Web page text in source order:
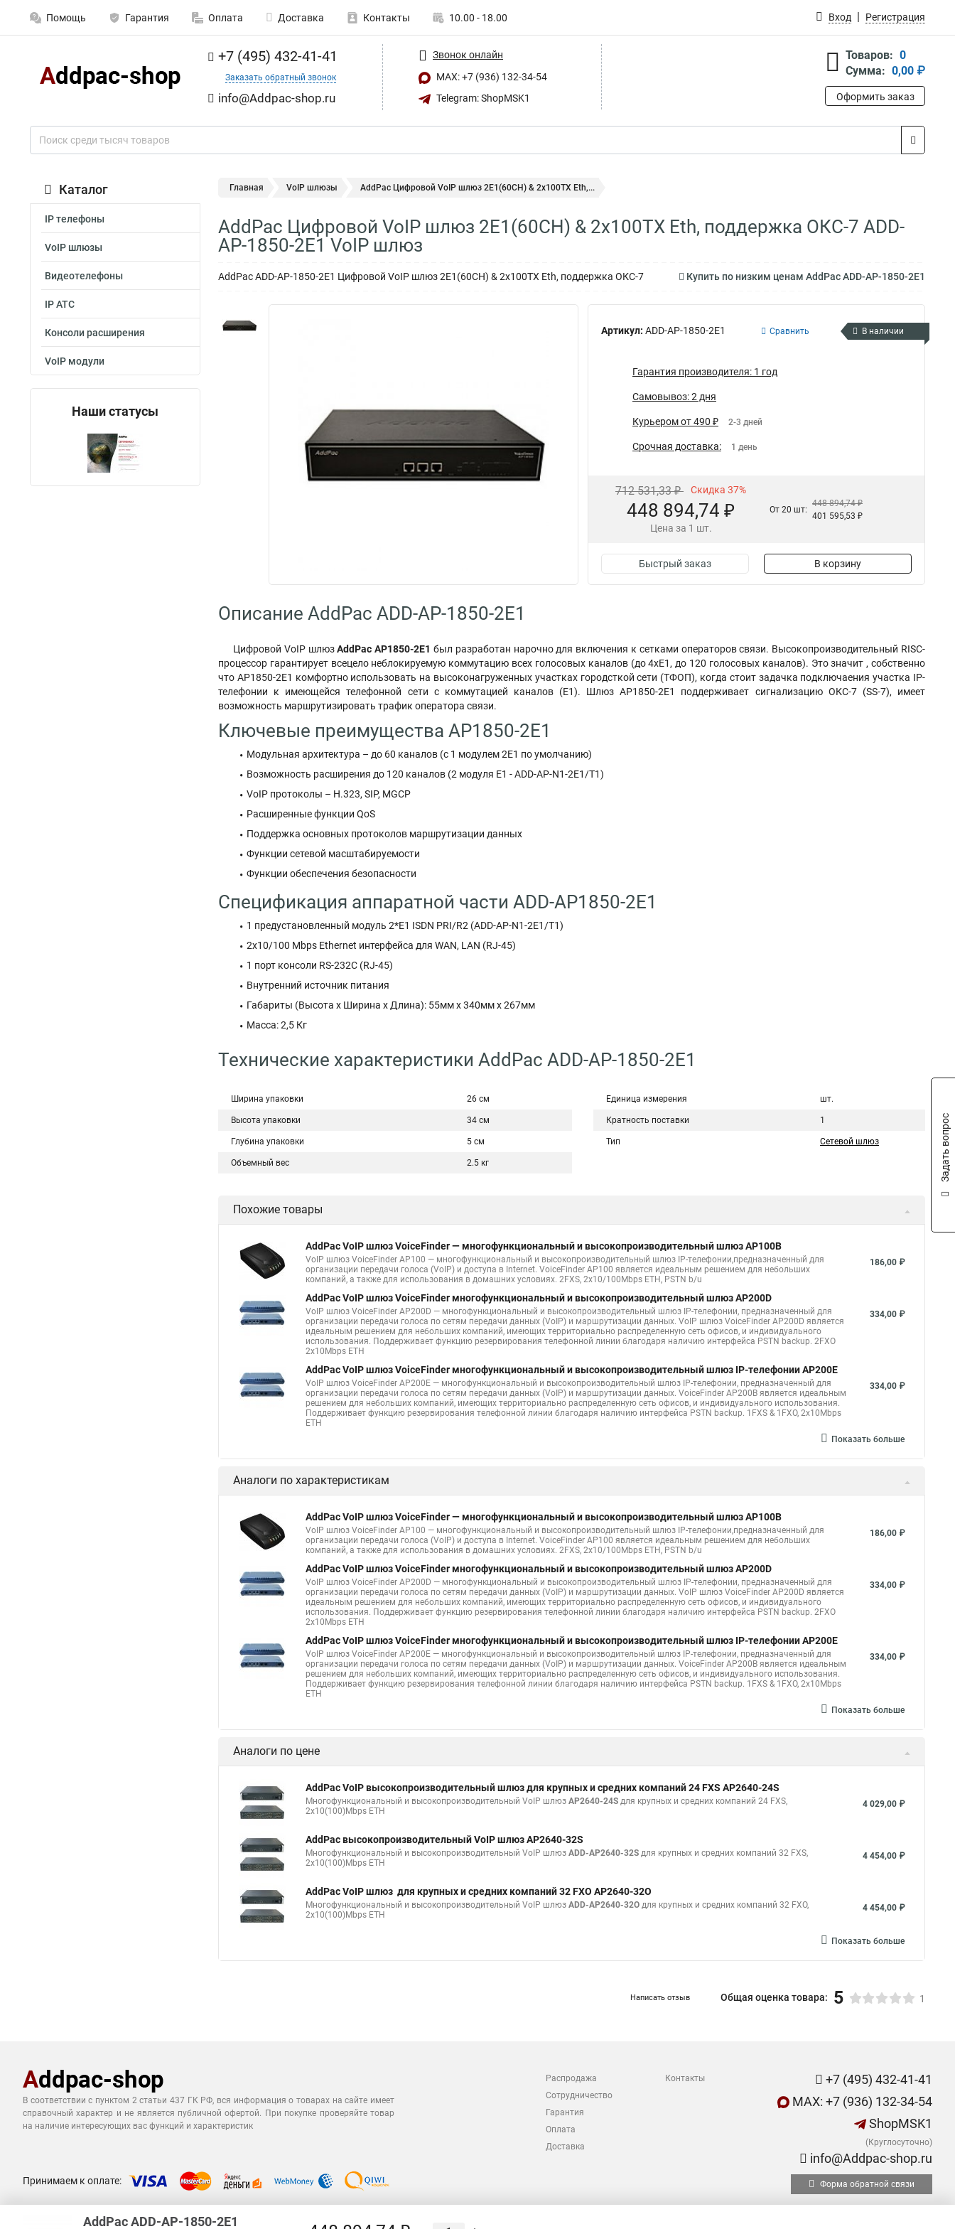
Помощь Гарантия Оплата Доставка Контакты 10.00 - 18.00 Вход Регистрация
+7 (495) 432-41-41
Заказать обратный звонок
info@Addpaс-shop.ru
Звонок онлайн
MAX: +7 (936) 132-34-54
Telegram: ShopMSK1
Товаров: 0
Сумма: 0,00 ₽
Оформить заказ
Каталог
IP телефоны
VoIP шлюзы
Видеотелефоны
IP АТС
Консоли расширения
VoIP модули
Наши статусы
Главная VoIP шлюзы AddPac Цифровой VoIP шлюз 2E1(60CH) & 2x100TX Eth,...
AddPac Цифровой VoIP шлюз 2E1(60CH) & 2x100TX Eth, поддержка ОКС-7 ADD-
AP-1850-2E1 VoIP шлюз
AddPac ADD-AP-1850-2E1 Цифровой VoIP шлюз 2E1(60CH) & 2x100TX Eth, поддержка ОКС-7 Купить по низким ценам AddPac ADD-AP-1850-2E1
Артикул: ADD-AP-1850-2E1 Сравнить В наличии
Гарантия производителя: 1 год
Самовывоз: 2 дня
Курьером от 490 ₽ 2-3 дней
Срочная доставка: 1 день
712 531,33 ₽ Скидка 37%
448 894,74 ₽
Цена за 1 шт.
От 20 шт:
448 894,74 ₽
401 595,53 ₽
Быстрый заказ В корзину
Описание AddPac ADD-AP-1850-2E1
Цифровой VoIP шлюзAddPac AP1850-2E1был разработан нарочно для включения к сетками операторов связи. Высокопроизводительный RISC-
процессор гарантирует всецело неблокируемую коммутацию всех голосовых каналов (до 4хЕ1, до 120 голосовых каналов). Это значит , собственно
что AP1850-2E1 комфортно использовать на высоконагруженных участках городсткой сети (ТФОП), когда стоит задачка подключаения участка IP-
телефонии к имеющейся телефонной сети с коммутацией каналов (Е1). Шлюз AP1850-2E1 поддерживает сигнализацию ОКС-7 (SS-7), имеет
возможность маршрутизировать трафик оператора связи.
Ключевые преимущества AP1850-2E1
Модульная архитектура – до 60 каналов (с 1 модулем 2E1 по умолчанию)
Возможность расширения до 120 каналов (2 модуля E1 - ADD-AP-N1-2E1/T1)
VoIP протоколы – H.323, SIP, MGCP
Расширенные функции QoS
Поддержка основных протоколов маршрутизации данных
Функции сетевой масштабируемости
Функции обеспечения безопасности
Спецификация аппаратной части ADD-AP1850-2E1
1 предустановленный модуль 2*E1 ISDN PRI/R2 (ADD-AP-N1-2E1/T1)
2x10/100 Mbps Ethernet интерфейса для WAN, LAN (RJ-45)
1 порт консоли RS-232C (RJ-45)
Внутренний источник питания
Габариты (Высота х Ширина х Длина): 55мм х 340мм х 267мм
Масса: 2,5 Кг
Технические характеристики AddPac ADD-AP-1850-2E1
Ширина упаковки 26 см
Высота упаковки 34 см
Глубина упаковки 5 см
Объемный вес 2.5 кг
Единица измерения шт.
Кратность поставки 1
Тип Сетевой шлюз
Похожие товары
AddPac VoIP шлюз VoiceFinder — многофункциональный и высокопроизводительный шлюз AP100B
VoIP шлюз VoiceFinder AP100 — многофункциональный и высокопроизводительный шлюз IP-телефонии,предназначенный для
организации передачи голоса (VoIP) и доступа в Internet. VoiceFinder AP100 является идеальным решением для небольших
компаний, а также для использования в домашних условиях. 2FXS, 2x10/100Mbps ETH, PSTN b/u
186,00 ₽
AddPac VoIP шлюз VoiceFinder многофункциональный и высокопроизводительный шлюз AP200D
VoIP шлюз VoiceFinder AP200D — многофункциональный и высокопроизводительный шлюз IP-телефонии, предназначенный для
организации передачи голоса по сетям передачи данных (VoIP) и маршрутизации данных. VoIP шлюз VoiceFinder AP200D является
идеальным решением для небольших компаний, имеющих территориально распределенную сеть офисов, и индивидуального
использования. Поддерживает функцию резервирования телефонной линии благодаря наличию интерфейса PSTN backup. 2FXO
2x10Mbps ETH
334,00 ₽
AddPac VoIP шлюз VoiceFinder многофункциональный и высокопроизводительный шлюз IP-телефонии AP200E
VoIP шлюз VoiceFinder AP200E — многофункциональный и высокопроизводительный шлюз IP-телефонии, предназначенный для
организации передачи голоса по сетям передачи данных (VoIP) и маршрутизации данных. VoiceFinder AP200B является идеальным
решением для небольших компаний, имеющих территориально распределенную сеть офисов, и индивидуального использования.
Поддерживает функцию резервирования телефонной линии благодаря наличию интерфейса PSTN backup. 1FXS & 1FXO, 2x10Mbps
ETH
334,00 ₽
Показать больше
Аналоги по характеристикам
AddPac VoIP шлюз VoiceFinder — многофункциональный и высокопроизводительный шлюз AP100B
VoIP шлюз VoiceFinder AP100 — многофункциональный и высокопроизводительный шлюз IP-телефонии,предназначенный для
организации передачи голоса (VoIP) и доступа в Internet. VoiceFinder AP100 является идеальным решением для небольших
компаний, а также для использования в домашних условиях. 2FXS, 2x10/100Mbps ETH, PSTN b/u
186,00 ₽
AddPac VoIP шлюз VoiceFinder многофункциональный и высокопроизводительный шлюз AP200D
VoIP шлюз VoiceFinder AP200D — многофункциональный и высокопроизводительный шлюз IP-телефонии, предназначенный для
организации передачи голоса по сетям передачи данных (VoIP) и маршрутизации данных. VoIP шлюз VoiceFinder AP200D является
идеальным решением для небольших компаний, имеющих территориально распределенную сеть офисов, и индивидуального
использования. Поддерживает функцию резервирования телефонной линии благодаря наличию интерфейса PSTN backup. 2FXO
2x10Mbps ETH
334,00 ₽
AddPac VoIP шлюз VoiceFinder многофункциональный и высокопроизводительный шлюз IP-телефонии AP200E
VoIP шлюз VoiceFinder AP200E — многофункциональный и высокопроизводительный шлюз IP-телефонии, предназначенный для
организации передачи голоса по сетям передачи данных (VoIP) и маршрутизации данных. VoiceFinder AP200B является идеальным
решением для небольших компаний, имеющих территориально распределенную сеть офисов, и индивидуального использования.
Поддерживает функцию резервирования телефонной линии благодаря наличию интерфейса PSTN backup. 1FXS & 1FXO, 2x10Mbps
ETH
334,00 ₽
Показать больше
Аналоги по цене
AddPac VoIP высокопроизводительный шлюз для крупных и средних компаний 24 FXS AP2640-24S
Многофункциональный и высокопроизводительный VoIP шлюз AP2640-24S для крупных и средних компаний 24 FXS,
2x10(100)Mbps ETH
4 029,00 ₽
AddPac высокопроизводительный VoIP шлюз AP2640-32S
Многофункциональный и высокопроизводительный VoIP шлюз ADD-AP2640-32S для крупных и средних компаний 32 FXS,
2x10(100)Mbps ETH
4 454,00 ₽
AddPac VoIP шлюз для крупных и средних компаний 32 FXO AP2640-32O
Многофункциональный и высокопроизводительный VoIP шлюз ADD-AP2640-32O для крупных и средних компаний 32 FXO,
2x10(100)Mbps ETH
4 454,00 ₽
Показать больше
Написать отзыв Общая оценка товара: 5 1
В соответствии с пунктом 2 статьи 437 ГК РФ, вся информация о товарах на сайте имеет
справочный характер и не является публичной офертой. При покупке проверяйте товар
на наличие интересующих вас функций и характеристик
Распродажа
Сотрудничество
Гарантия
Оплата
Доставка
Контакты
+7 (495) 432-41-41
MAX: +7 (936) 132-34-54
ShopMSK1
(Круглосуточно)
info@Addpaс-shop.ru
Принимаем к оплате: Форма обратной связи
AddPac ADD-AP-1850-2E1
Задать вопрос